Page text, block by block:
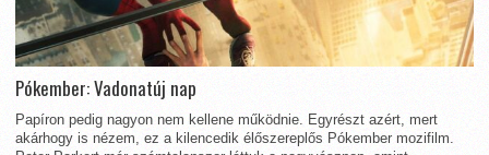
Pókember: Vadonatúj nap
Papíron pedig nagyon nem kellene működnie. Egyrészt azért, mert
akárhogy is nézem, ez a kilencedik élőszereplős Pókember mozifilm.